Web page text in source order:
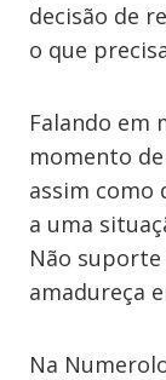
decisão de
o que
Falando em
momento de
assim como
a uma
Não
amadureça
Na